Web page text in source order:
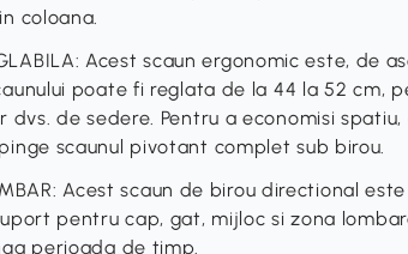
coloana.
Acest scaun ergonomic este, de
poate fi reglata de la 44 la 52 cm,
dvs. de sedere. Pentru a economisi
scaunul pivotant complet sub birou.
Acest scaun de birou directional
pentru cap, gat, mijloc si zona
perioada de timp.